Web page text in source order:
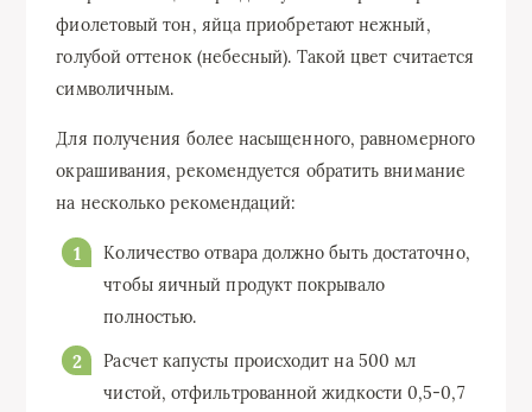
фиолетовый тон, яйца приобретают нежный,
голубой оттенок (небесный). Такой цвет считается
символичным.
Для получения более насыщенного, равномерного
окрашивания, рекомендуется обратить внимание
на несколько рекомендаций:
Количество отвара должно быть достаточно,
чтобы яичный продукт покрывало
полностью.
Расчет капусты происходит на 500 мл
чистой, отфильтрованной жидкости 0,5-0,7